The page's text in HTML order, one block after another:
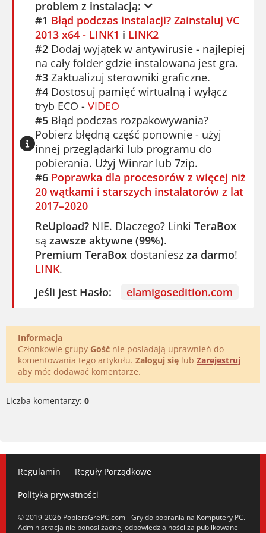
problem z instalacją:
#1 Błąd podczas instalacji? Zainstaluj VC
2013 x64 - LINK1 i LINK2
#2 Dodaj wyjątek w antywirusie - najlepiej
na cały folder gdzie instalowana jest gra.
#3 Zaktualizuj sterowniki graficzne.
#4 Dostosuj pamięć wirtualną i wyłącz
tryb ECO - VIDEO
#5 Błąd podczas rozpakowywania?
Pobierz błędną część ponownie - użyj
innej przeglądarki lub programu do
pobierania. Użyj Winrar lub 7zip.
#6 Poprawka dla procesorów z więcej niż
20 wątkami i starszych instalatorów z lat
2017–2020
ReUpload? NIE. Dlaczego? Linki TeraBox
są zawsze aktywne (99%).
Premium TeraBox dostaniesz za darmo!
LINK.
Jeśli jest Hasło:
elamigosedition.com
Informacja
Członkowie grupy Gość nie posiadają uprawnień do
komentowania tego artykułu. Zaloguj się lub Zarejestruj
aby móc dodawać komentarze.
Liczba komentarzy: 0
Regulamin Reguły Porządkowe
Polityka prywatności
© 2019-2026 PobierzGrePC.com- Gry do pobrania na Komputery PC.
Administracja nie ponosi żadnej odpowiedzialności za publikowane